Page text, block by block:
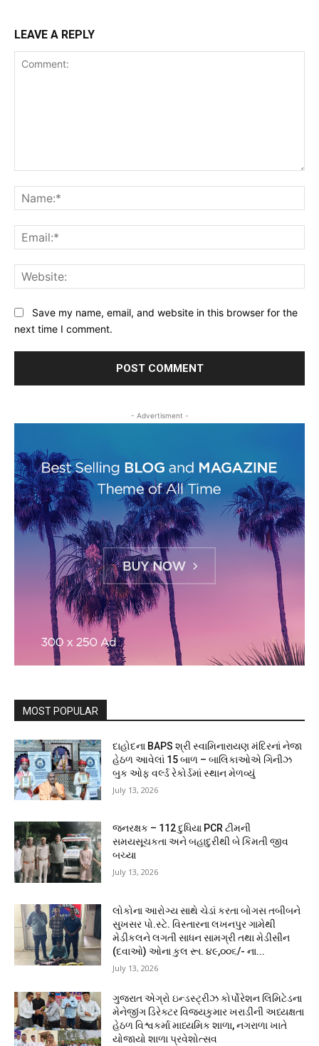
LEAVE A REPLY
Save my name, email, and website in this browser for the
next time I comment.
- Advertisment -
MOST POPULAR
દાહોદના BAPS શ્રી સ્વામિનારાયણ મંદિરનાં નેજા
હેઠળ આવેલાં 15 બાળ – બાલિકાઓએ ગિનીઝ
બુક ઓફ વર્લ્ડ રેકોર્ડમાં સ્થાન મેળવ્યું
July 13, 2026
જનરક્ષક – 112 દુધિયા PCR ટીમની
સમયસૂચકતા અને બહાદુરીથી બે કિંમતી જીવ
બચ્યા
July 13, 2026
લોકોના આરોગ્ય સાથે ચેડાં કરતા બોગસ તબીબને
સુખસર પો.સ્ટે. વિસ્તારના લખનપુર ગામેથી
મેડીકલને લગતી સાધન સામગ્રી તથા મેડીસીન
(દવાઓ) ઓના કુલ રૂા. ૪૯,૦૦૬/- ના...
July 13, 2026
ગુજરાત એગ્રો ઇન્ડસ્ટ્રીઝ કોર્પોરેશન લિમિટેડના
મેનેજીંગ ડિરેક્ટર વિજયકુમાર ખરાડીની અધ્યક્ષતા
હેઠળ વિશ્વકર્મા માધ્યમિક શાળા, નગરાળા ખાતે
યોજાયો શાળા પ્રવેશોત્સવ